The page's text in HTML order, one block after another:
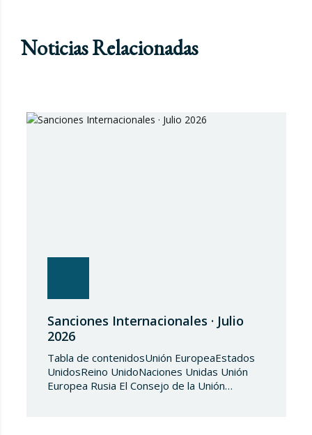
Noticias Relacionadas
Sanciones Internacionales · Julio
2026
Tabla de contenidosUnión EuropeaEstados
UnidosReino UnidoNaciones Unidas Unión
Europea Rusia El Consejo de la Unión